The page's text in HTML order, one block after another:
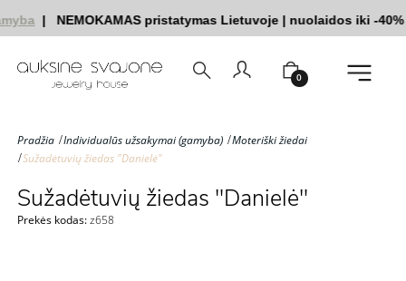
| NEMOKAMAS pristatymas Lietuvoje| nuolaidos iki -40%|
0
Pradžia Individualūs užsakymai (gamyba)
Moteriški žiedai
Sužadėtuvių žiedas "Danielė"
Sužadėtuvių žiedas "Danielė"
Prekės kodas:z658